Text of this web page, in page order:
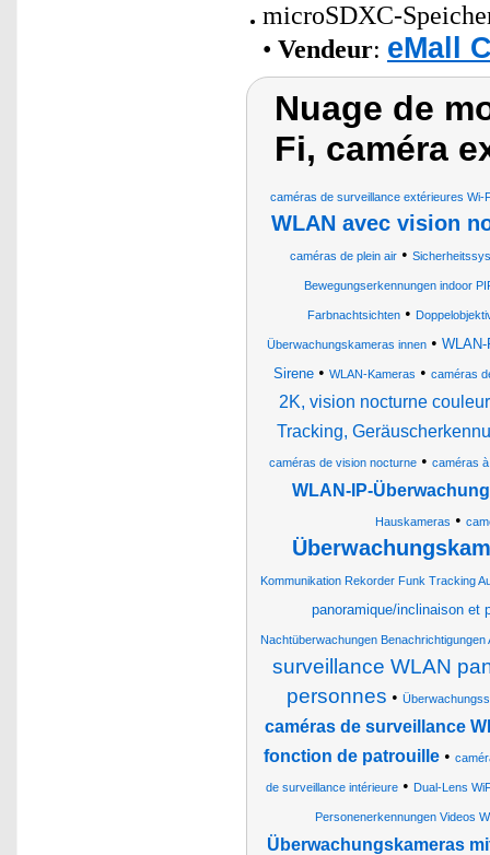
microSDXC-
• Vendeur: eMall
Nuage de
Fi, caméra
caméras de surveillance extérieures Wi-
WLAN avec vision
caméras de plein air•
Bewegungserkennungen indoor
Farbnachtsichten •
Überwachungskameras innen •
Sirene• WLAN-Kameras • caméras
2K, vision nocturne
Tracking,
caméras de vision nocturne• caméras
WLAN-IP-
Hauskameras •
Kommunikation Rekorder Funk Tracking
panoramique/inclinaison et
Nachtüberwachungen Benachrichtigungen
surveillance WLAN
personnes •
caméras de surveillance
fonction de patrouille •
de surveillance intérieure• Dual-Lens
Personenerkennungen Videos
Überwachungskameras